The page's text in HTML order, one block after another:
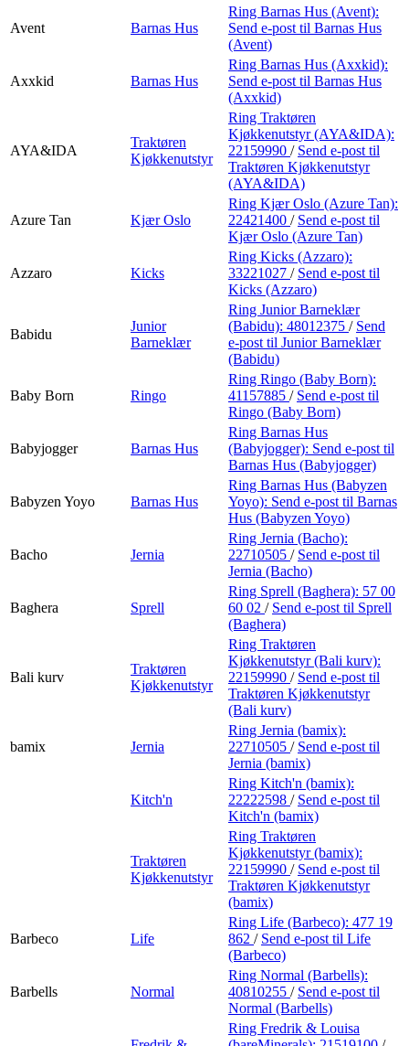
Avent Barnas Hus
Ring Barnas Hus (Avent):
Send e-post til Barnas Hus
(Avent)
Axxkid Barnas Hus
Ring Barnas Hus (Axxkid):
Send e-post til Barnas Hus
(Axxkid)
AYA&IDA
Traktøren
Kjøkkenutstyr
Ring Traktøren
Kjøkkenutstyr (AYA&IDA):
22159990 / Send e-post til
Traktøren Kjøkkenutstyr
(AYA&IDA)
Azure Tan Kjær Oslo
Ring Kjær Oslo (Azure Tan):
22421400 / Send e-post til
Kjær Oslo (Azure Tan)
Azzaro Kicks
Ring Kicks (Azzaro):
33221027 / Send e-post til
Kicks (Azzaro)
Babidu
Junior
Barneklær
Ring Junior Barneklær
(Babidu): 48012375 / Send
e-post til Junior Barneklær
(Babidu)
Baby Born Ringo
Ring Ringo (Baby Born):
41157885 / Send e-post til
Ringo (Baby Born)
Babyjogger Barnas Hus
Ring Barnas Hus
(Babyjogger): Send e-post til
Barnas Hus (Babyjogger)
Babyzen Yoyo Barnas Hus
Ring Barnas Hus (Babyzen
Yoyo): Send e-post til Barnas
Hus (Babyzen Yoyo)
Bacho Jernia
Ring Jernia (Bacho):
22710505 / Send e-post til
Jernia (Bacho)
Baghera Sprell
Ring Sprell (Baghera): 57 00
60 02 / Send e-post til Sprell
(Baghera)
Bali kurv
Traktøren
Kjøkkenutstyr
Ring Traktøren
Kjøkkenutstyr (Bali kurv):
22159990 / Send e-post til
Traktøren Kjøkkenutstyr
(Bali kurv)
bamix Jernia
Ring Jernia (bamix):
22710505 / Send e-post til
Jernia (bamix)
Kitch'n
Ring Kitch'n (bamix):
22222598 / Send e-post til
Kitch'n (bamix)
Traktøren
Kjøkkenutstyr
Ring Traktøren
Kjøkkenutstyr (bamix):
22159990 / Send e-post til
Traktøren Kjøkkenutstyr
(bamix)
Barbeco Life
Ring Life (Barbeco): 477 19
862 / Send e-post til Life
(Barbeco)
Barbells Normal
Ring Normal (Barbells):
40810255 / Send e-post til
Normal (Barbells)
Ring Fredrik & Louisa